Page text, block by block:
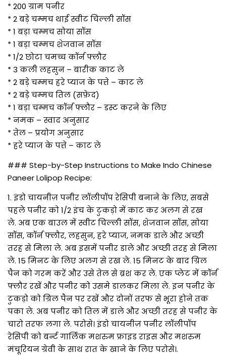
* 200 ग्राम पनीर
* 2 बड़े चम्मच थाई स्वीट चिल्ली सॉस
* 1 बड़ा चम्मच सोया सॉस
* 1 बड़ा चम्मच शेजवान सॉस
* 1/2 छोटा चमच्च कॉर्न फ्लौर
* 3 कली लहसुन – बारीक काट ले
* 2 बड़े चम्मच हरे प्याज के पत्ते – काट ले
* 2 बड़े चम्मच तिल (सफ़ेद)
* 1 बड़ा चम्मच कॉर्न फ्लौर – डस्ट करने के लिए
* नमक – स्वाद अनुसार
* तेल – प्रयोग अनुसार
* हरे प्याज के पत्ते – काट ले
### Step-by-Step Instructions to Make Indo Chinese
Paneer Lolipop Recipe:
1. इंडो चायनीज़ पनीर लॉलीपॉप रेसिपी बनाने के लिए, सबसे
पहले पनीर को 1/2 इंच के टुकड़ो में काट कर अलग से रख
ले. अब एक बाउल में स्वीट चिल्ली सॉस, शेजवान सॉस, सोया
सॉस, कॉर्न फ्लौर, लहसुन, हरे प्याज, नमक डाले और अच्छी
तरह से मिला ले. अब इसमें पनीर डाले और अच्छी तरह से मिला
ले. 15 मिनट के लिए अलग से रख ले. 15 मिनट के बाद ग्रिल
पैन को गरम करें और उसे तेल से ब्रश कर ले. एक प्लेट में कॉर्न
फ्लौर रखें और पनीर को उसमे डालकर मिला ले. इन पनीर के
टुकड़ो को ग्रिल पैन पर रखें और दोनों तरफ से भूरा होने तक
पका ले. अब पनीर को तिल में डाले और अच्छी तरह से पनीर के
चारो तरफ लगा ले. परोसे। इंडो चायनीज़ पनीर लॉलीपॉप
रेसिपी को बर्न्ट गार्लिक मशरुम फ्राइड राइस और मशरुम
मंचूरियन ग्रेवी के साथ रात के खाने के लिए परोसे।.